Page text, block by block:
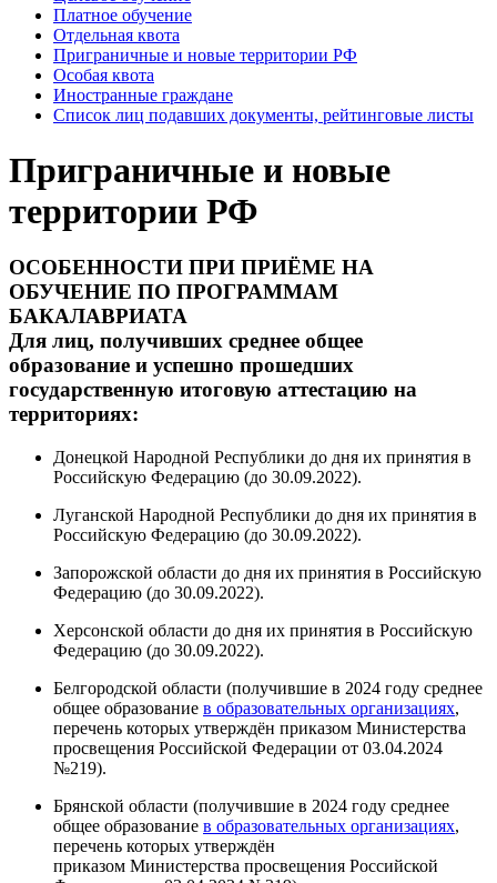
Платное обучение
Отдельная квота
Приграничные и новые территории РФ
Особая квота
Иностранные граждане
Список лиц подавших документы, рейтинговые листы
Приграничные и новые
территории РФ
ОСОБЕННОСТИ ПРИ ПРИЁМЕ НА
ОБУЧЕНИЕ ПО ПРОГРАММАМ
БАКАЛАВРИАТА
Для лиц, получивших среднее общее
образование и успешно прошедших
государственную итоговую аттестацию на
территориях:
Донецкой Народной Республики до дня их принятия в
Российскую Федерацию (до 30.09.2022).
Луганской Народной Республики до дня их принятия в
Российскую Федерацию (до 30.09.2022).
Запорожской области до дня их принятия в Российскую
Федерацию (до 30.09.2022).
Херсонской области до дня их принятия в Российскую
Федерацию (до 30.09.2022).
Белгородской области (получившие в 2024 году среднее
общее образование в образовательных организациях,
перечень которых утверждён приказом Министерства
просвещения Российской Федерации от 03.04.2024
№219).
Брянской области (получившие в 2024 году среднее
общее образование в образовательных организациях,
перечень которых утверждён
приказом Министерства просвещения Российской